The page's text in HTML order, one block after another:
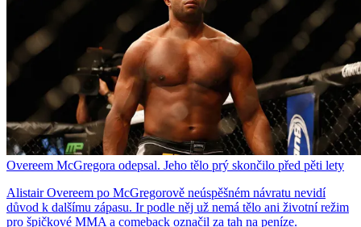
Overeem McGregora odepsal. Jeho tělo prý skončilo před pěti lety
Alistair Overeem po McGregorově neúspěšném návratu nevidí
důvod k dalšímu zápasu. Ir podle něj už nemá tělo ani životní režim
pro špičkové MMA a comeback označil za tah na peníze.